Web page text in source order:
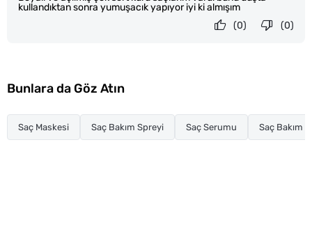
kullandıktan sonra yumuşacık yapıyor iyi ki almışım
(0)
(0)
Bunlara da Göz Atın
Saç Maskesi Saç Bakım Spreyi Saç Serumu Saç Bakım